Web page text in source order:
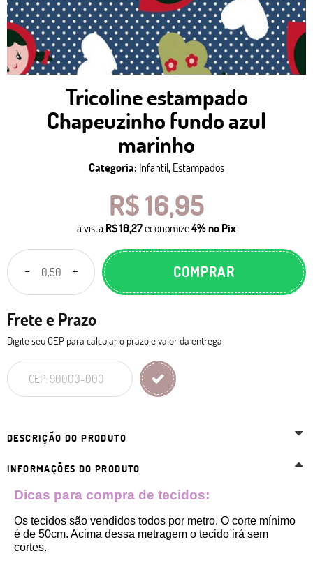
Tricoline estampado
Chapeuzinho fundo azul
marinho
Categoria: Infantil, Estampados
R$ 16,95
à vista R$ 16,27economize4%no Pix
COMPRAR
Frete e Prazo
Digite seu CEP para calcular o prazo e valor da entrega
DESCRIÇÃO DO PRODUTO
INFORMAÇÕES DO PRODUTO
Dicas para compra de tecidos:
Os tecidos são vendidos todos por metro. O corte mínimo
é de 50cm. Acima dessa metragem o tecido irá sem
cortes.